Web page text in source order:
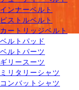
インナーベルト
ピストルベルト
カートリッジベルト
ベルトパッド
ベルトパーツ
ギリースーツ
ミリタリーシャツ
コンバットシャツ